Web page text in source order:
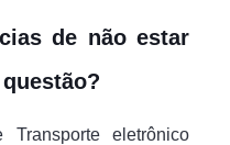
de não estar
eletrônico